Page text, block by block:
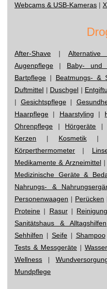
Webcams & USB-Kameras |
After-Shave | Alternative
Augenpflege | Baby- und
Bartpflege | Beatmungs- &
Duftmittel | Duschgel |
| Gesichtspflege|
Haarpflege | Haarstyling |
Ohrenpflege | Hörgeräte |
Kerzen | Kosmetik |
Körperthermometer |
Medikamente & Arzneimittel|
Medizinische Geräte &
Nahrungs- &
Personenwaagen | Perücken
Proteine | Rasur|
Sanitätshaus & Alltagshilfen
Sehhilfen | Seife| Shampoo
Tests & Messgeräte |
Wellness |
Mundpflege